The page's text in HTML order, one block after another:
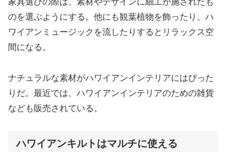
のを選ぶようにする。他にも観葉植物を飾ったり、ハ
ワイアンミュージックを流したりするとリラックス空
間になる。
ナチュラルな素材がハワイアンインテリアにはぴった
りだ。最近では、ハワイアンインテリアのための雑貨
なども販売されている。
ハワイアンキルトはマルチに使える